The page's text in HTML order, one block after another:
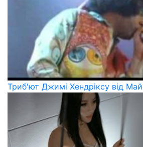
Триб'ют Джимі Хендріксу від